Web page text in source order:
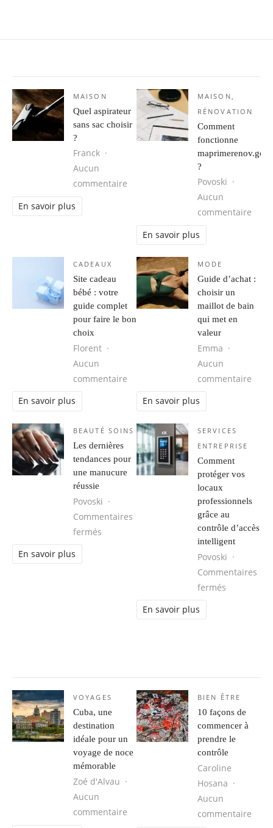
MAISON
Quel aspirateur
sans sac choisir
?
Franck
Aucun
commentaire sur Quel aspirateur sans sac
En savoir plus
MAISON
RÉNOVATION
Comment
fonctionne
?
Povoski
Aucun
commentaire
En savoir plus
CADEAUX
Site cadeau
bébé : votre
guide complet
pour faire le bon
choix
Florent
Aucun
commentaire sur Site cadeau bébé : votre
En savoir plus
MODE
Guide d’achat :
choisir un
maillot de bain
qui met en
valeur
Emma
Aucun
commentaire
En savoir plus
BEAUTÉ SOINS
Les dernières
tendances pour
une manucure
réussie
Povoski
Commentaires
fermés sur Les dernières tendances pour une
En savoir plus
SERVICES
ENTREPRISE
Comment
protéger vos
locaux
professionnels
grâce au
contrôle d’accès
intelligent
Povoski
Commentaires
fermés
En savoir plus
VOYAGES
Cuba, une
destination
idéale pour un
voyage de noce
mémorable
Zoé d'Alvau
Aucun
commentaire sur Cuba, une destination idéale
BIEN ÊTRE
10 façons de
commencer à
prendre le
contrôle
Caroline
Hosana
Aucun
commentaire